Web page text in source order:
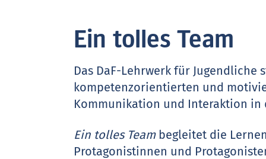
Ein tolles Team
Das DaF-Lehrwerk für Jugendliche
kompetenzorientierten und
Kommunikation und Interaktion in
Ein tolles Teambegleitet die
Protagonistinnen und